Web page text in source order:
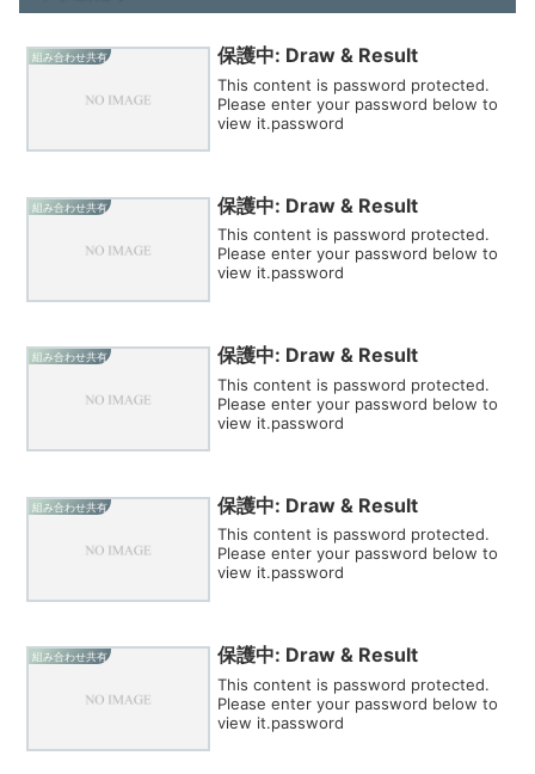
組み合わせ共有 保護中: Draw & Result
This content is password protected.
Please enter your password below to
view it.password
組み合わせ共有 保護中: Draw & Result
This content is password protected.
Please enter your password below to
view it.password
組み合わせ共有 保護中: Draw & Result
This content is password protected.
Please enter your password below to
view it.password
組み合わせ共有 保護中: Draw & Result
This content is password protected.
Please enter your password below to
view it.password
組み合わせ共有 保護中: Draw & Result
This content is password protected.
Please enter your password below to
view it.password